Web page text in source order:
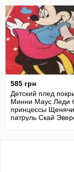
585 грн
Детский плед
Минни Маус Леди
принцессы
патруль Скай